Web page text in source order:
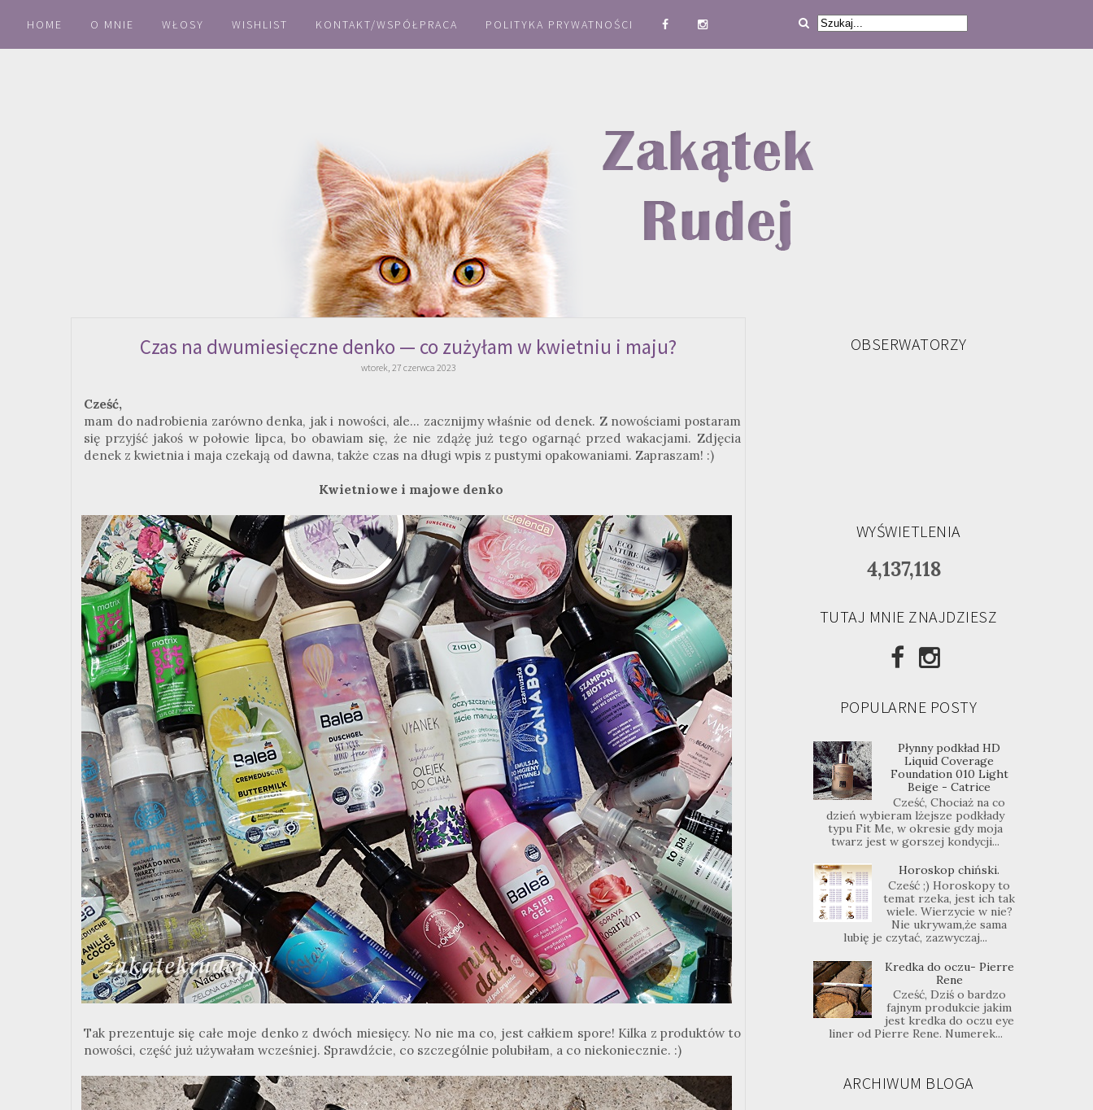
HOME O MNIE WŁOSY WISHLIST KONTAKT/WSPÓŁPRACA POLITYKA PRYWATNOŚCI
Czas na dwumiesięczne denko — co zużyłam w kwietniu i maju?
wtorek, 27 czerwca 2023
Cześć,
mam do nadrobienia zarówno denka, jak i nowości, ale... zacznijmy właśnie od denek. Z nowościami postaram
się przyjść jakoś w połowie lipca, bo obawiam się, że nie zdążę już tego ogarnąć przed wakacjami. Zdjęcia
denek z kwietnia i maja czekają od dawna, także czas na długi wpis z pustymi opakowaniami. Zapraszam! :)
Kwietniowe i majowe denko
Tak prezentuje się całe moje denko z dwóch miesięcy. No nie ma co, jest całkiem spore! Kilka z produktów to
nowości, część już używałam wcześniej. Sprawdźcie, co szczególnie polubiłam, a co niekoniecznie. :)
OBSERWATORZY
WYŚWIETLENIA
4,137,118
TUTAJ MNIE ZNAJDZIESZ
POPULARNE POSTY
Płynny podkład HD
Liquid Coverage
Foundation 010 Light
Beige - Catrice
Cześć, Chociaż na co
dzień wybieram lżejsze podkłady
typu Fit Me, w okresie gdy moja
twarz jest w gorszej kondycji...
Horoskop chiński.
Cześć ;) Horoskopy to
temat rzeka, jest ich tak
wiele. Wierzycie w nie?
Nie ukrywam,że sama
lubię je czytać, zazwyczaj...
Kredka do oczu- Pierre
Rene
Cześć, Dziś o bardzo
fajnym produkcie jakim
jest kredka do oczu eye
liner od Pierre Rene. Numerek...
ARCHIWUM BLOGA